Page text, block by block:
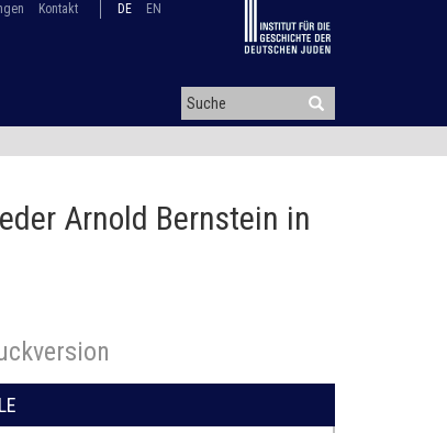
Kontakt DE EN
Arnold Bernstein in